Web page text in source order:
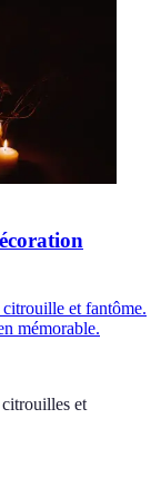
et fantôme.
mémorable.
citrouilles et